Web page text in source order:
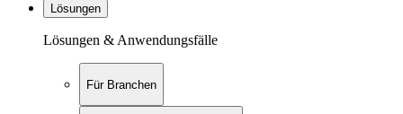
Lösungen
Lösungen & Anwendungsfälle
Für Branchen